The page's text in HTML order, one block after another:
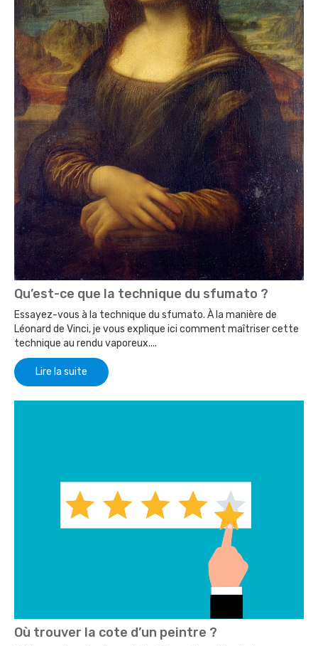
Qu’est-ce que la technique du sfumato ?
Essayez-vous à la technique du sfumato. À la manière de
Léonard de Vinci, je vous explique ici comment maîtriser cette
technique au rendu vaporeux....
Lire la suite
Où trouver la cote d’un peintre ?